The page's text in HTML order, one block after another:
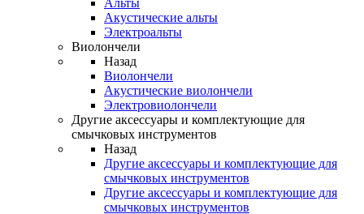
Альты
Акустические альты
Электроальты
Виолончели
Назад
Виолончели
Акустические виолончели
Электровиолончели
Другие аксессуары и комплектующие для
смычковых инструментов
Назад
Другие аксессуары и комплектующие для
смычковых инструментов
Другие аксессуары и комплектующие для
смычковых инструментов